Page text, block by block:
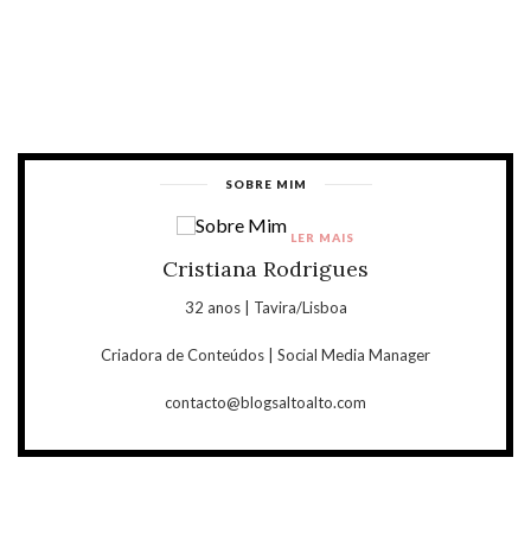
SOBRE MIM
Cristiana Rodrigues
32 anos | Tavira/Lisboa
Criadora de Conteúdos | Social Media Manager
contacto@blogsaltoalto.com
LER MAIS